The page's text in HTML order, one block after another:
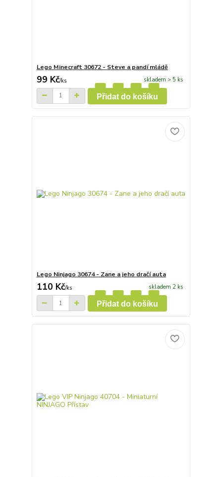
Lego Minecraft 30672 - Steve a pandí mládě
99 Kč/ks skladem > 5 ks
Přidat do košíku
Lego Ninjago 30674 - Zane a jeho dračí auta
110 Kč/ks skladem 2 ks
Přidat do košíku